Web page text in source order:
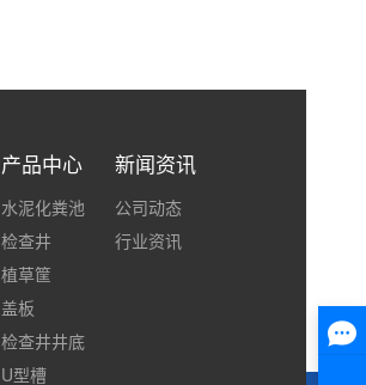
产品中心
水泥化粪池
检查井
植草筐
盖板
检查井井底
U型槽
新闻资讯
公司动态
行业资讯